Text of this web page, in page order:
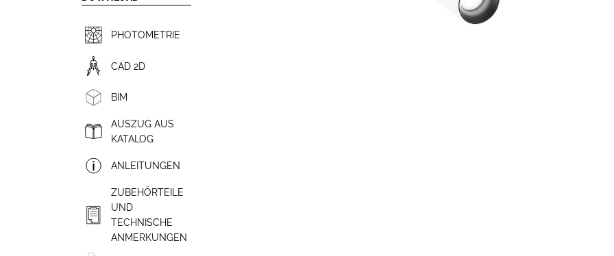
PHOTOMETRIE
CAD 2D
BIM
AUSZUG AUS
KATALOG
ANLEITUNGEN
ZUBEHÖRTEILE
UND
TECHNISCHE
ANMERKUNGEN